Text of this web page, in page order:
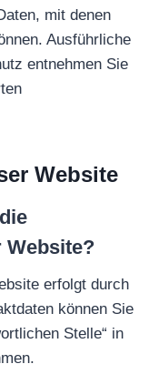
mit denen
Ausführliche
entnehmen Sie
Website
Website?
erfolgt durch
können Sie
Stelle“ in